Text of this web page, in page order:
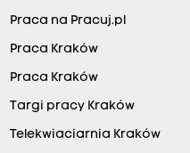
Praca na Pracuj.pl
Praca Kraków
Praca Kraków
Targi pracy Kraków
Telekwiaciarnia Kraków